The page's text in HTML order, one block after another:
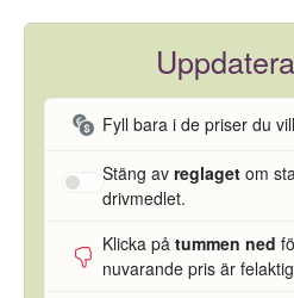
Fyll bara i de priser du
Stäng av reglaget om
drivmedlet.
Klicka på tummen ned
nuvarande pris är